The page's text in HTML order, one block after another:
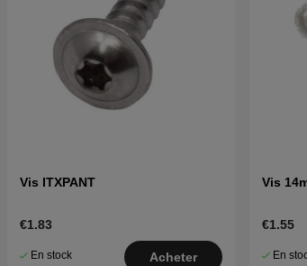
Vis ITXPANT
€1.83
En stock Acheter
Vis
€1.55
En